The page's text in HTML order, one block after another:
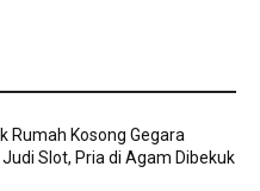
Rumah Kosong Gegara
Slot, Pria di Agam Dibekuk